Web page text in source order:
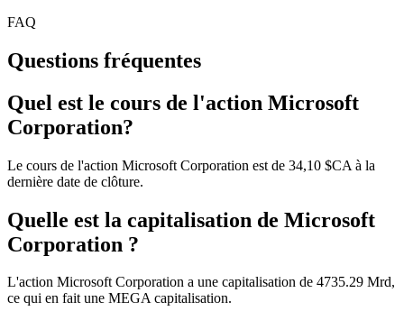
FAQ
Questions fréquentes
Quel est le cours de l'action Microsoft
Corporation?
Le cours de l'action Microsoft Corporation est de 34,10 $CA à la
dernière date de clôture.
Quelle est la capitalisation de Microsoft
Corporation ?
L'action Microsoft Corporation a une capitalisation de 4735.29 Mrd,
ce qui en fait une MEGA capitalisation.